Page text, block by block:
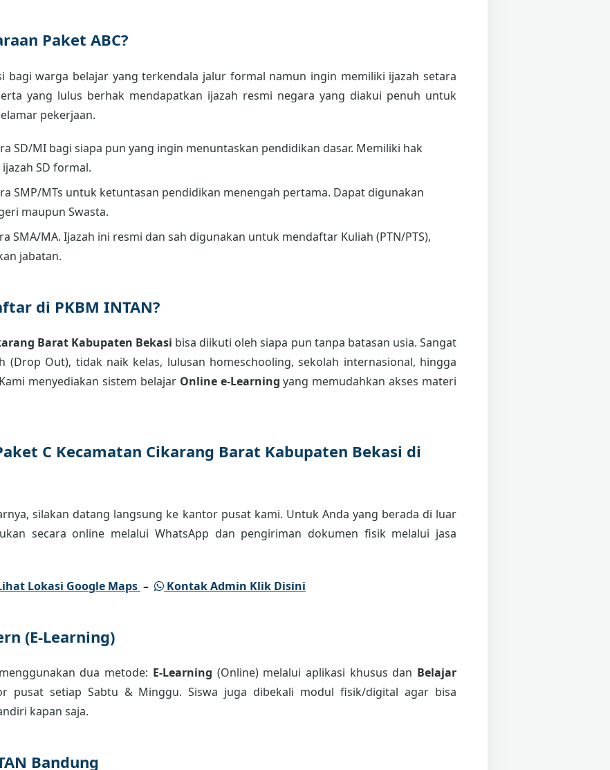
Paket ABC?
bagi warga belajar yang terkendala jalur formal namun ingin memiliki ijazah setara
yang lulus berhak mendapatkan ijazah resmi negara yang diakui penuh untuk
pekerjaan.
SD/MI bagi siapa pun yang ingin menuntaskan pendidikan dasar. Memiliki hak
SD formal.
SMP/MTs untuk ketuntasan pendidikan menengah pertama. Dapat digunakan
maupun Swasta.
SMA/MA. Ijazah ini resmi dan sah digunakan untuk mendaftar Kuliah (PTN/PTS),
jabatan.
di PKBM INTAN?
Barat Kabupaten Bekasi bisa diikuti oleh siapa pun tanpa batasan usia. Sangat
(Drop Out), tidak naik kelas, lulusan homeschooling, sekolah internasional, hingga
menyediakan sistem belajar Online e-Learning yang memudahkan akses materi
C Kecamatan Cikarang Barat Kabupaten Bekasi di
silakan datang langsung ke kantor pusat kami. Untuk Anda yang berada di luar
secara online melalui WhatsApp dan pengiriman dokumen fisik melalui jasa
Lokasi Google Maps – Kontak Admin Klik Disini
(E-Learning)
dua metode: E-Learning (Online) melalui aplikasi khusus dan Belajar
pusat setiap Sabtu & Minggu. Siswa juga dibekali modul fisik/digital agar bisa
kapan saja.
Bandung